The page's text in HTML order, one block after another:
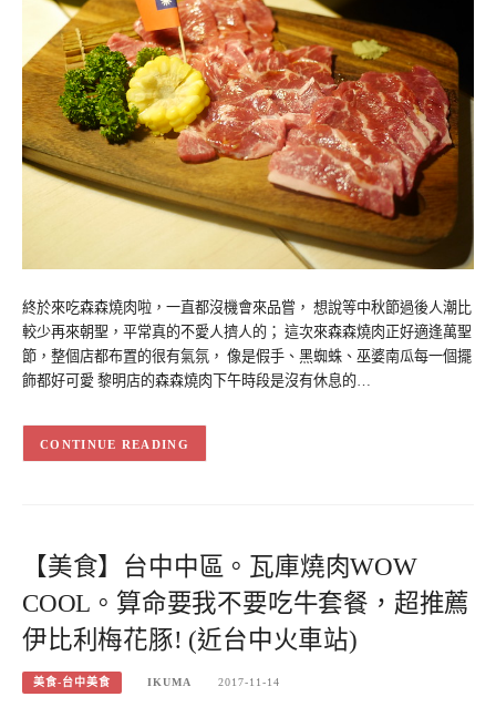
終於來吃森森燒肉啦，一直都沒機會來品嘗， 想說等中秋節過後人潮比
較少再來朝聖，平常真的不愛人擠人的； 這次來森森燒肉正好適逢萬聖
節，整個店都布置的很有氣氛， 像是假手、黑蜘蛛、巫婆南瓜每一個擺
飾都好可愛 黎明店的森森燒肉下午時段是沒有休息的…
CONTINUE READING
【美食】台中中區。瓦庫燒肉WOW
COOL。算命要我不要吃牛套餐，超推薦
伊比利梅花豚! (近台中火車站)
美食-台中美食 IKUMA 2017-11-14